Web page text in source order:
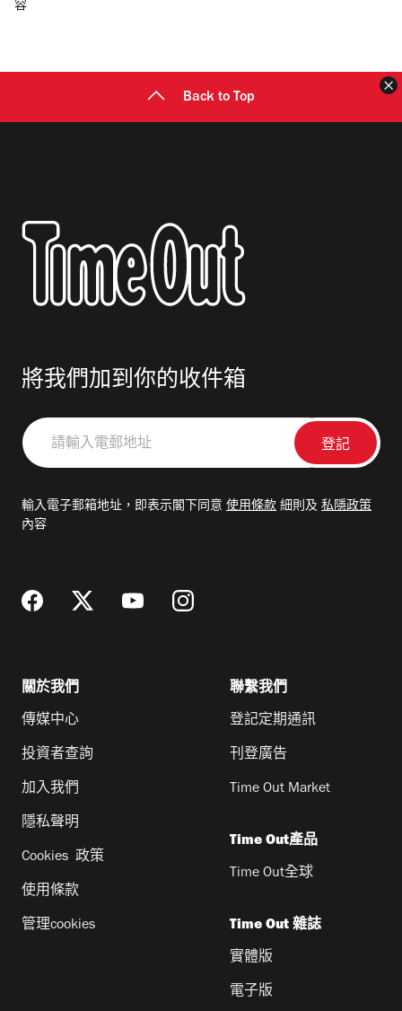
郵
容
Back to Top
將我們加到你的收件箱
請
輸
郵
輸入電子郵箱地址，即表示閣下同意 使用條款 細則及 私隱政策
內容
關於我們
傳媒中心
投資者查詢
加入我們
隱私聲明
Cookies 政策
使用條款
管理cookies
聯繫我們
登記定期通訊
刊登廣告
Time Out Market
Time Out產品
Time Out全球
Time Out 雜誌
實體版
電子版